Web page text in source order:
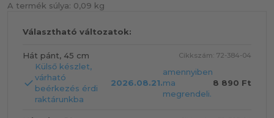
A termék súlya: 0,09 kg
Választható változatok:
Hát pánt, 45 cm Cikkszám: 72-384-04
Külső készlet,
várható
beérkezés érdi
raktárunkba
2026.08.21.
amennyiben
ma
megrendeli.
8 890 Ft